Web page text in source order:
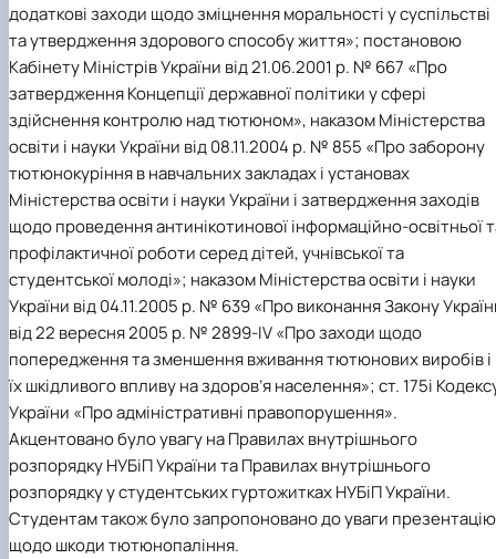
додаткові заходи щодо зміцнення моральності у суспільстві
та утвердження здорового способу життя»; постановою
Кабінету Міністрів України від 21.06.2001 р. № 667 «Про
затвердження Концепції державної політики у сфері
здійснення контролю над тютюном», наказом Міністерства
освіти і науки України від 08.11.2004 р. № 855 «Про заборону
тютюнокуріння в навчальних закладах і установах
Міністерства освіти і науки України і затвердження заходів
щодо проведення антинікотинової інформаційно-освітньої
профілактичної роботи серед дітей, учнівської та
студентської молоді»; наказом Міністерства освіти і науки
України від 04.11.2005 р. № 639 «Про виконання Закону
від 22 вересня 2005 р. № 2899-IV «Про заходи щодо
попередження та зменшення вживання тютюнових виробів і
їх шкідливого впливу на здоров’я населення»; ст. 175і
України «Про адміністративні правопорушення».
Акцентовано було увагу на Правилах внутрішнього
розпорядку НУБіП України та Правилах внутрішнього
розпорядку у студентських гуртожитках НУБіП України.
Студентам також було запропоновано до уваги презентацію
щодо шкоди тютюнопаління.